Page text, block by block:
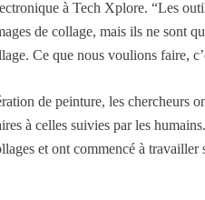
à Tech Xplore. “Les
de collage, mais ils ne sont
Ce que nous voulions faire,
de peinture, les chercheurs
à celles suivies par les
et ont commencé à